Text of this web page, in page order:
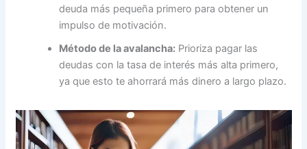
deuda más pequeña primero para obtener un
impulso de motivación.
Método de la avalancha: Prioriza pagar las
deudas con la tasa de interés más alta primero,
ya que esto te ahorrará más dinero a largo plazo.